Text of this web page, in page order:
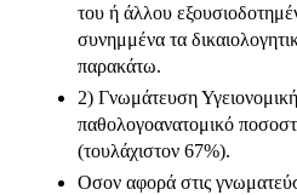
του ή άλλου
συνημμένα τα
παρακάτω.
2) Γνωμάτευση
παθολογοανατομικό
(τουλάχιστον 67%).
Οσον αφορά στις